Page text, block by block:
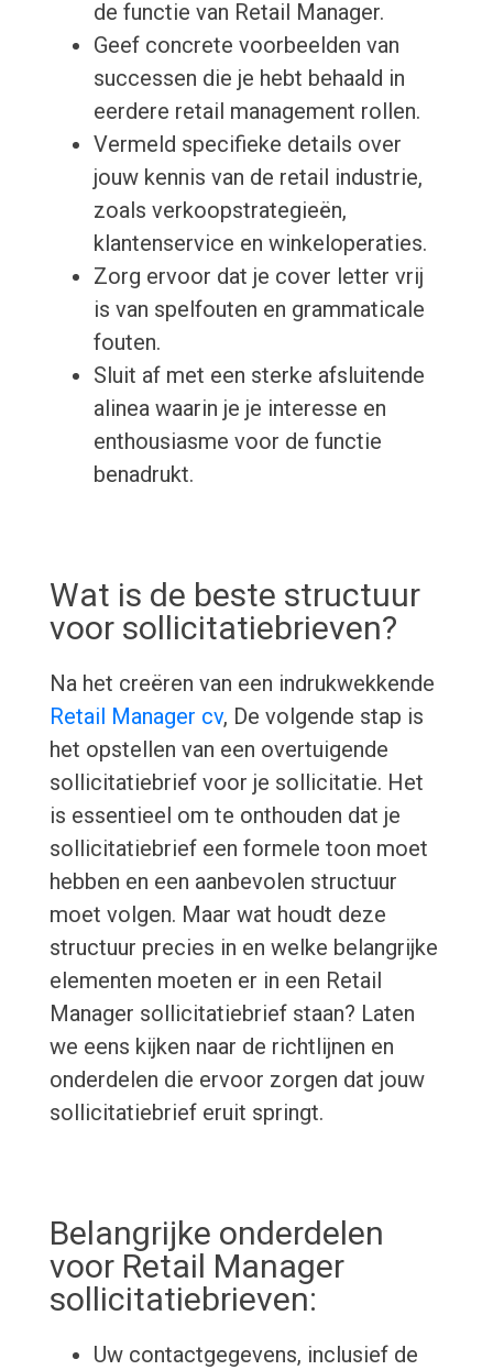
de functie van Retail Manager.
Geef concrete voorbeelden van
successen die je hebt behaald in
eerdere retail management rollen.
Vermeld specifieke details over
jouw kennis van de retail industrie,
zoals verkoopstrategieën,
klantenservice en winkeloperaties.
Zorg ervoor dat je cover letter vrij
is van spelfouten en grammaticale
fouten.
Sluit af met een sterke afsluitende
alinea waarin je je interesse en
enthousiasme voor de functie
benadrukt.
Wat is de beste structuur
voor sollicitatiebrieven?
Na het creëren van een indrukwekkende
Retail Manager cv, De volgende stap is
het opstellen van een overtuigende
sollicitatiebrief voor je sollicitatie. Het
is essentieel om te onthouden dat je
sollicitatiebrief een formele toon moet
hebben en een aanbevolen structuur
moet volgen. Maar wat houdt deze
structuur precies in en welke belangrijke
elementen moeten er in een Retail
Manager sollicitatiebrief staan? Laten
we eens kijken naar de richtlijnen en
onderdelen die ervoor zorgen dat jouw
sollicitatiebrief eruit springt.
Belangrijke onderdelen
voor Retail Manager
sollicitatiebrieven:
Uw contactgegevens, inclusief de